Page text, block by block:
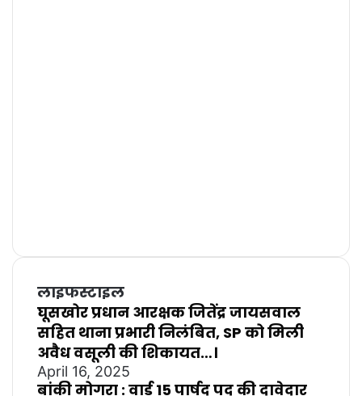
लाइफस्टाइल
घूसखोर प्रधान आरक्षक जितेंद्र जायसवाल
सहित थाना प्रभारी निलंबित, SP को मिली
अवैध वसूली की शिकायत…।
April 16, 2025
बांकी मोगरा : वार्ड 15 पार्षद पद की दावेदार